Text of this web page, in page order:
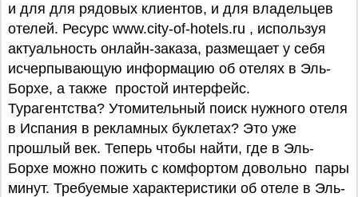
и для для рядовых клиентов, и для владельцев
отелей. Ресурс www.city-of-hotels.ru , используя
актуальность онлайн-заказа, размещает у себя
исчерпывающую информацию об отелях в Эль-
Борхе, а также простой интерфейс.
Турагентства? Утомительный поиск нужного отеля
в Испания в рекламных буклетах? Это уже
прошлый век. Теперь чтобы найти, где в Эль-
Борхе можно пожить с комфортом довольно пары
минут. Требуемые характеристики об отеле в Эль-